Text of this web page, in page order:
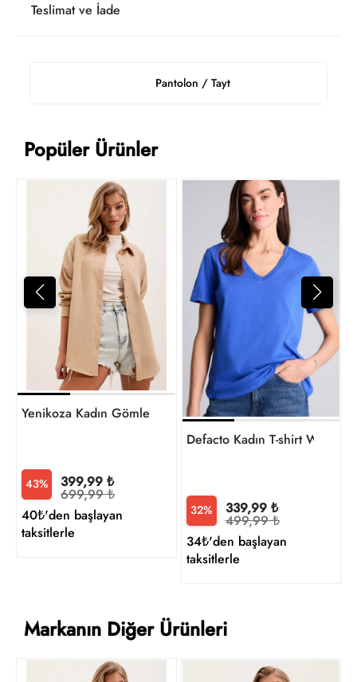
Pantolon / Tayt
Teslimat ve İade
Popüler Ürünler
Yenikoza Kadın Gömlek
43% 399,99 ₺
699,99 ₺
40₺'den başlayan
taksitlerle
Defacto Kadın T-shirt
32% 339,99 ₺
499,99 ₺
34₺'den başlayan
taksitlerle
Markanın Diğer Ürünleri